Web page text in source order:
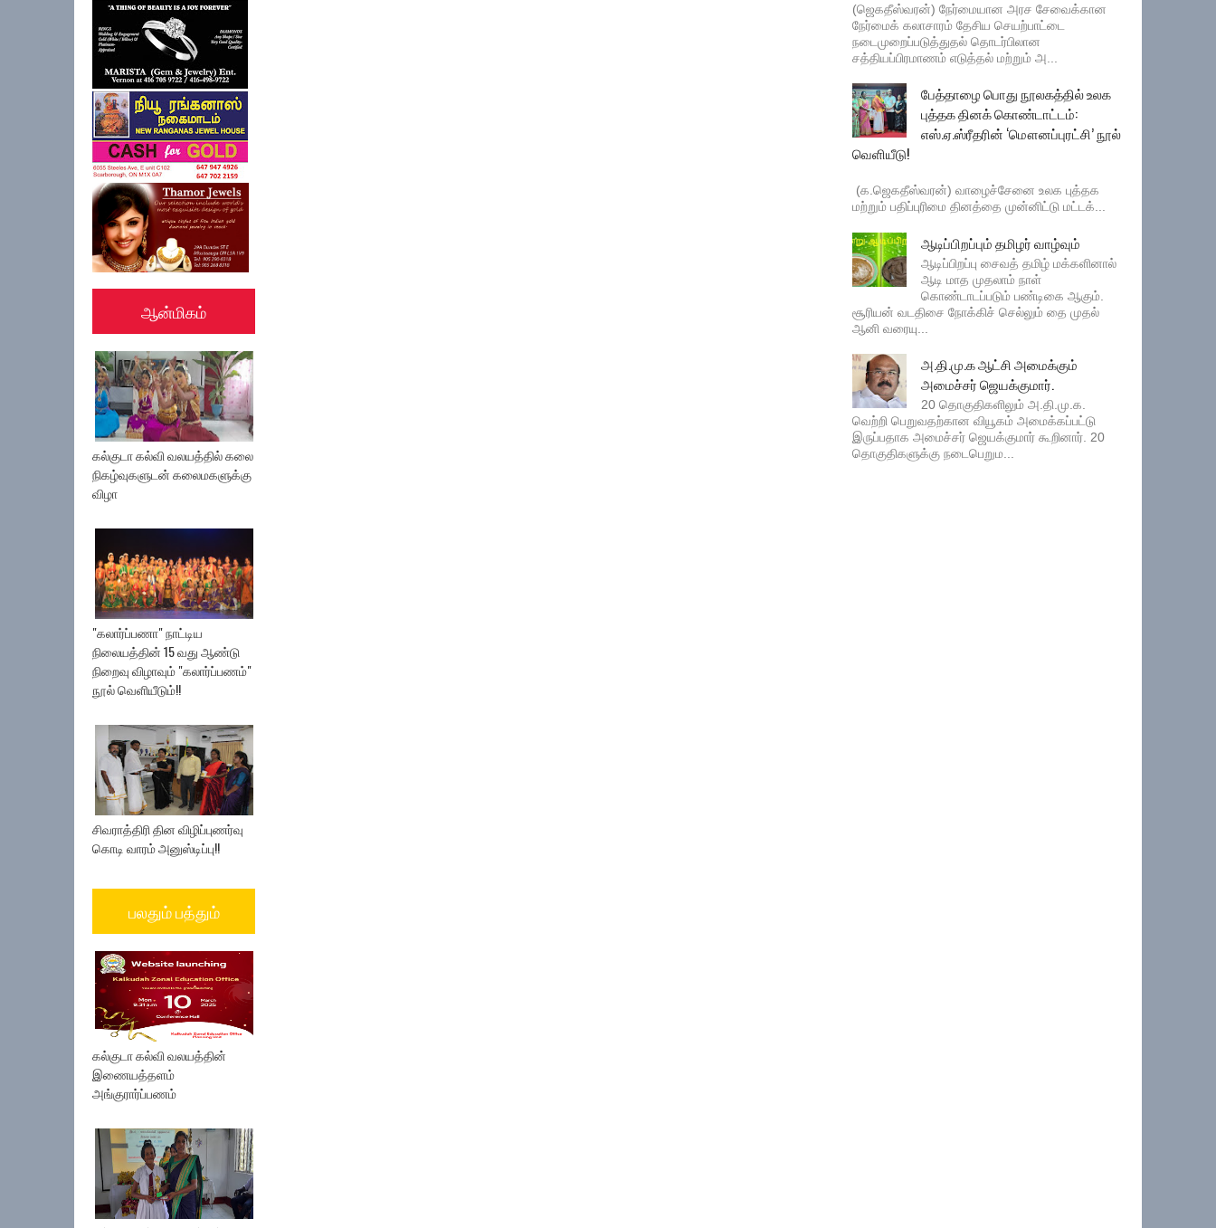
ஆன்மிகம்
கல்குடா கல்வி வலயத்தில் கலை
நிகழ்வுகளுடன் கலைமகளுக்கு
விழா
"கலார்ப்பணா" நாட்டிய
நிலையத்தின் 15 வது ஆண்டு
நிறைவு விழாவும் "கலார்ப்பணம்"
நூல் வெளியீடும்!!
சிவராத்திரி தின விழிப்புணர்வு
கொடி வாரம் அனுஸ்டிப்பு!!
பலதும் பத்தும்
கல்குடா கல்வி வலயத்தின்
இணையத்தளம்
அங்குரார்ப்பணம்
(ஜெகதீஸ்வரன்) நேர்மையான அரச சேவைக்கான
நேர்மைக் கலாசாரம் தேசிய செயற்பாட்டை
நடைமுறைப்படுத்துதல் தொடர்பிலான
சத்தியப்பிரமாணம் எடுத்தல் மற்றும் அ...
பேத்தாழை பொது நூலகத்தில் உலக
புத்தக தினக் கொண்டாட்டம்:
எஸ்.ஏ.ஸ்ரீதரின் ‘மௌனப்புரட்சி’ நூல்
வெளியீடு!
(க.ஜெகதீஸ்வரன்) வாழைச்சேனை உலக புத்தக
மற்றும் பதிப்புரிமை தினத்தை முன்னிட்டு மட்டக்...
ஆடிப்பிறப்பும் தமிழர் வாழ்வும்
ஆடிப்பிறப்பு சைவத் தமிழ் மக்களினால்
ஆடி மாத முதலாம் நாள்
கொண்டாடப்படும் பண்டிகை ஆகும்.
சூரியன் வடதிசை நோக்கிச் செல்லும் தை முதல்
ஆனி வரையு...
அ.தி.மு.க ஆட்சி அமைக்கும்
அமைச்சர் ஜெயக்குமார்.
20 தொகுதிகளிலும் அ.தி.மு.க.
வெற்றி பெறுவதற்கான வியூகம் அமைக்கப்பட்டு
இருப்பதாக அமைச்சர் ஜெயக்குமார் கூறினார். 20
தொகுதிகளுக்கு நடைபெறும...